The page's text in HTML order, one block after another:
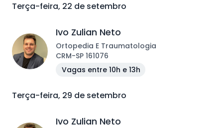
Terça-feira, 22 de setembro
Ivo Zulian Neto
Ortopedia E Traumatologia
CRM-SP 161076
Vagas entre 10h e 13h
Terça-feira, 29 de setembro
Ivo Zulian Neto